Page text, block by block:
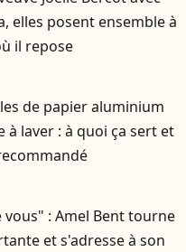
elles posent ensemble à
il repose
de papier aluminium
à laver : à quoi ça sert et
vous" : Amel Bent tourne
et s'adresse à son